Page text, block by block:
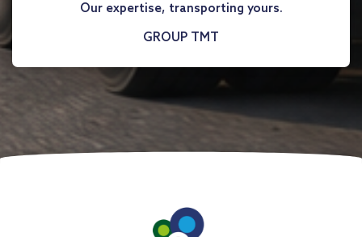
Our expertise, transporting yours.
GROUP TMT